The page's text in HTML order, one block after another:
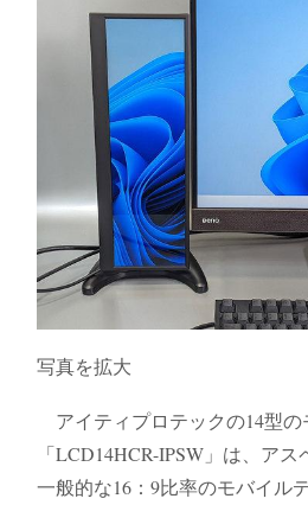
写真を拡大
アイティプロテックの14型の
「LCD14HCR-IPSW」は、アス
一般的な16：9比率のモバイル